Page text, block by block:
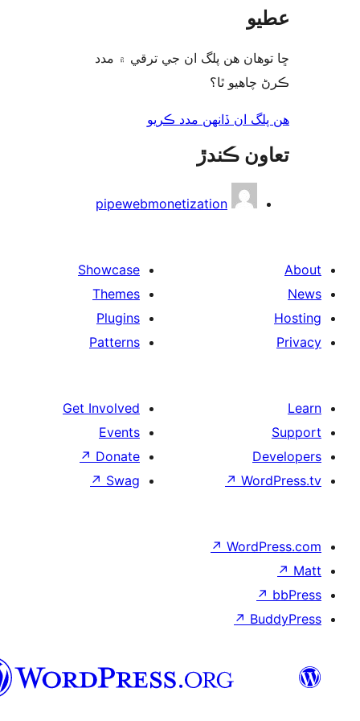
Showcase
Themes
Plugins
Patterns
Get Involved
Events
Donate
↗
Swag
↗
سنڌي